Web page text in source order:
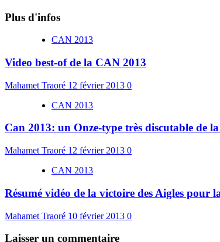
Plus d'infos
CAN 2013
Video best-of de la CAN 2013
Mahamet Traoré 12 février 2013 0
CAN 2013
Can 2013: un Onze-type très discutable de
Mahamet Traoré 12 février 2013 0
CAN 2013
Résumé vidéo de la victoire des Aigles pour
Mahamet Traoré 10 février 2013 0
Laisser un commentaire